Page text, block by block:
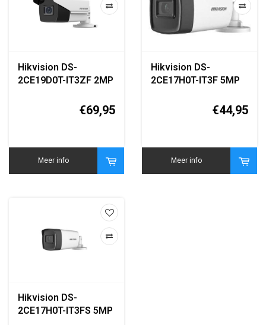
Hikvision DS-
2CE19D0T-IT3ZF 2MP
Bullet Camera€69,95
Meer info
Hikvision DS-
2CE17H0T-IT3F 5MP
€44,95
Meer info
Hikvision DS-
2CE17H0T-IT3FS 5MP